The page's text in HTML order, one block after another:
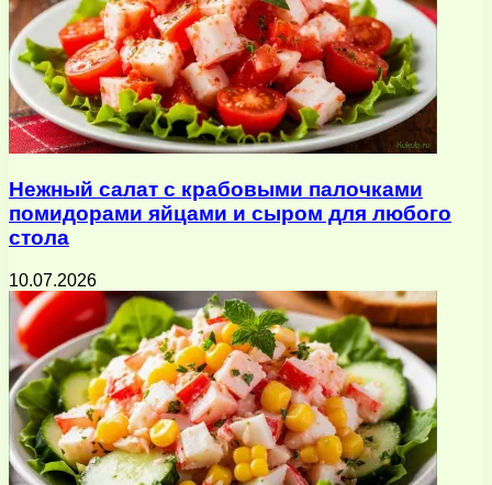
Нежный салат с крабовыми палочками
помидорами яйцами и сыром для любого
стола
10.07.2026